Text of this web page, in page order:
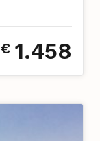
€ 1.458